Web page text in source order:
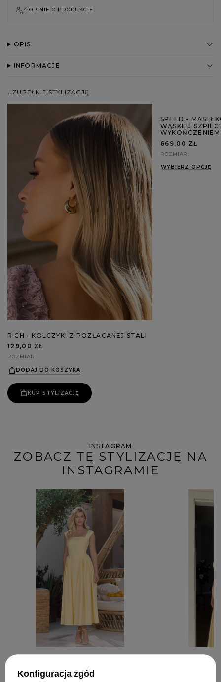
4 OPINIE O PRODUKCIE
OPIS
INFORMACJE
UZUPEŁNIJ STYLIZACJĘ
RICH - KOLCZYKI Z POZŁACANEJ STALI
129,00 ZŁ
ROZMIAR
DODAJ DO KOSZYKA
SPEED -
WĄSKIEJ
WYKOŃCZENIEM
669,00 ZŁ
ROZMIAR
WYBIERZ OPCJĘ
KUP STYLIZACJĘ
INSTAGRAM
ZOBACZ TĘ STYLIZACJĘ NA
INSTAGRAMIE
Konfiguracja zgód